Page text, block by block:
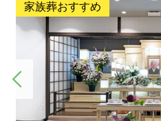
家族葬おすすめ